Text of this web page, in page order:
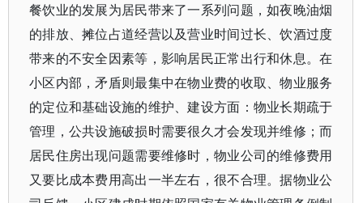
餐饮业的发展为居民带来了一系列问题，如夜晚油烟
的排放、摊位占道经营以及营业时间过长、饮酒过度
带来的不安全因素等，影响居民正常出行和休息。在
小区内部，矛盾则最集中在物业费的收取、物业服务
的定位和基础设施的维护、建设方面：物业长期疏于
管理，公共设施破损时需要很久才会发现并维修；而
居民住房出现问题需要维修时，物业公司的维修费用
又要比成本费用高出一半左右，很不合理。据物业公